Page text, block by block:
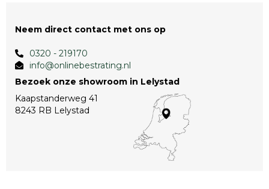
Neem direct contact met ons op
0320 - 219170
info@onlinebestrating.nl
Bezoek onze showroom in Lelystad
Kaapstanderweg 41
8243 RB Lelystad